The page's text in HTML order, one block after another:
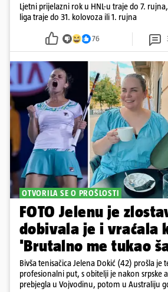
Ljetni prijelazni rok u HNL-u traje do 7.
liga traje do 31. kolovoza ili 1. rujna
76
OTVORILA SE O PROŠLOSTI
FOTO Jelenu je
dobivala je i vraćala
'Brutalno me tukao
Bivša tenisačica Jelena Dokić (42) prošla je
profesionalni put, s obitelji je nakon srpske
prebjegla u Vojvodinu, potom u Australiju